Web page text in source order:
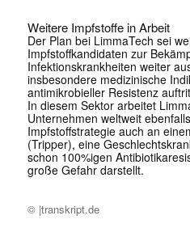
Weitere Impfstoffe in Arbeit
Der Plan bei LimmaTech sei
Impfstoffkandidaten zur
Infektionskrankheiten weiter
insbesondere medizinische
antimikrobieller Resistenz
In diesem Sektor arbeitet
Unternehmen weltweit
Impfstoffstrategie auch an
(Tripper), eine
schon 100%igen
große Gefahr darstellt.
© |transkript.de